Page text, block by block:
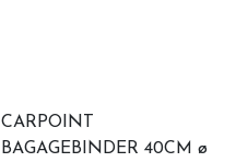
CARPOINT
BAGAGEBINDER 40CM ø